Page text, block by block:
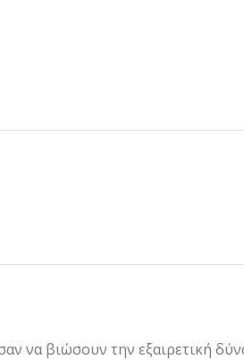
να βιώσουν την εξαιρετική